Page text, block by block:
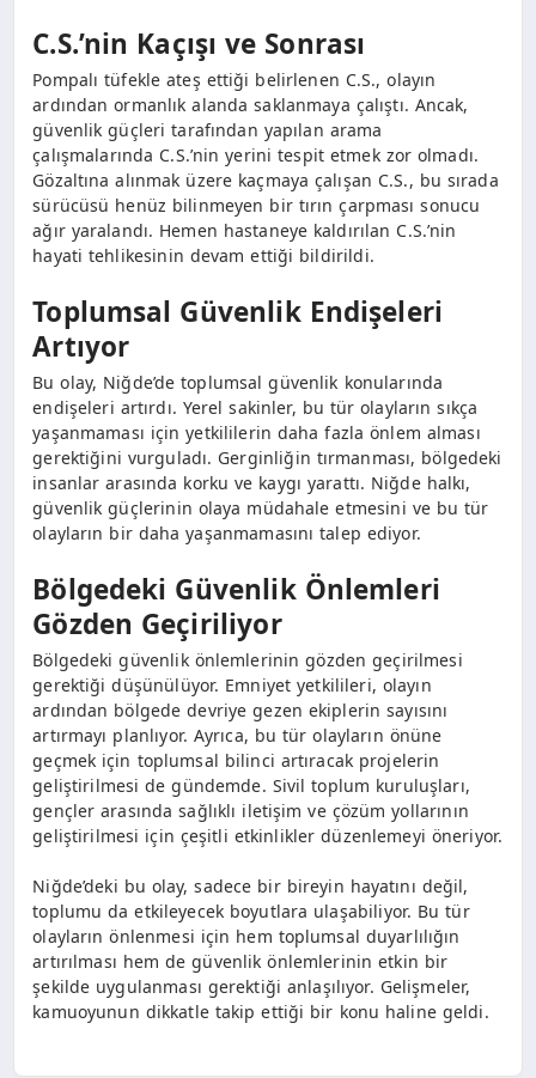
C.S.’nin Kaçışı ve Sonrası
Pompalı tüfekle ateş ettiği belirlenen C.S., olayın
ardından ormanlık alanda saklanmaya çalıştı. Ancak,
güvenlik güçleri tarafından yapılan arama
çalışmalarında C.S.’nin yerini tespit etmek zor olmadı.
Gözaltına alınmak üzere kaçmaya çalışan C.S., bu sırada
sürücüsü henüz bilinmeyen bir tırın çarpması sonucu
ağır yaralandı. Hemen hastaneye kaldırılan C.S.’nin
hayati tehlikesinin devam ettiği bildirildi.
Toplumsal Güvenlik Endişeleri
Artıyor
Bu olay, Niğde’de toplumsal güvenlik konularında
endişeleri artırdı. Yerel sakinler, bu tür olayların sıkça
yaşanmaması için yetkililerin daha fazla önlem alması
gerektiğini vurguladı. Gerginliğin tırmanması, bölgedeki
insanlar arasında korku ve kaygı yarattı. Niğde halkı,
güvenlik güçlerinin olaya müdahale etmesini ve bu tür
olayların bir daha yaşanmamasını talep ediyor.
Bölgedeki Güvenlik Önlemleri
Gözden Geçiriliyor
Bölgedeki güvenlik önlemlerinin gözden geçirilmesi
gerektiği düşünülüyor. Emniyet yetkilileri, olayın
ardından bölgede devriye gezen ekiplerin sayısını
artırmayı planlıyor. Ayrıca, bu tür olayların önüne
geçmek için toplumsal bilinci artıracak projelerin
geliştirilmesi de gündemde. Sivil toplum kuruluşları,
gençler arasında sağlıklı iletişim ve çözüm yollarının
geliştirilmesi için çeşitli etkinlikler düzenlemeyi öneriyor.
Niğde’deki bu olay, sadece bir bireyin hayatını değil,
toplumu da etkileyecek boyutlara ulaşabiliyor. Bu tür
olayların önlenmesi için hem toplumsal duyarlılığın
artırılması hem de güvenlik önlemlerinin etkin bir
şekilde uygulanması gerektiği anlaşılıyor. Gelişmeler,
kamuoyunun dikkatle takip ettiği bir konu haline geldi.